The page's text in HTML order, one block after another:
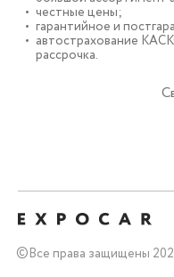
честные цены;
гарантийное и
автострахование
рассрочка.
©Все права защищены